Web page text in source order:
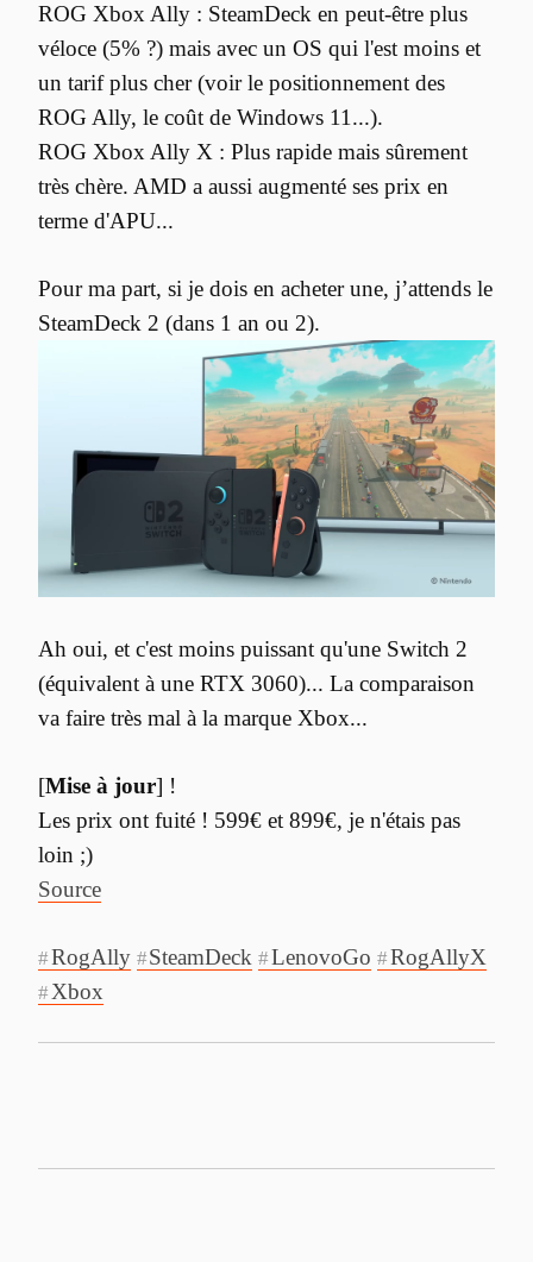
ROG Xbox Ally : SteamDeck en peut-être plus
véloce (5% ?) mais avec un OS qui l'est moins et
un tarif plus cher (voir le positionnement des
ROG Ally, le coût de Windows 11...).
ROG Xbox Ally X : Plus rapide mais sûrement
très chère. AMD a aussi augmenté ses prix en
terme d'APU...
Pour ma part, si je dois en acheter une, j’attends le
Ah oui, et c'est moins puissant qu'une Switch 2
(équivalent à une RTX 3060)... La comparaison
va faire très mal à la marque Xbox...
[Mise à jour] !
Les prix ont fuité ! 599€ et 899€, je n'étais pas
Source
#RogAlly #SteamDeck #LenovoGo #RogAllyX
#Xbox